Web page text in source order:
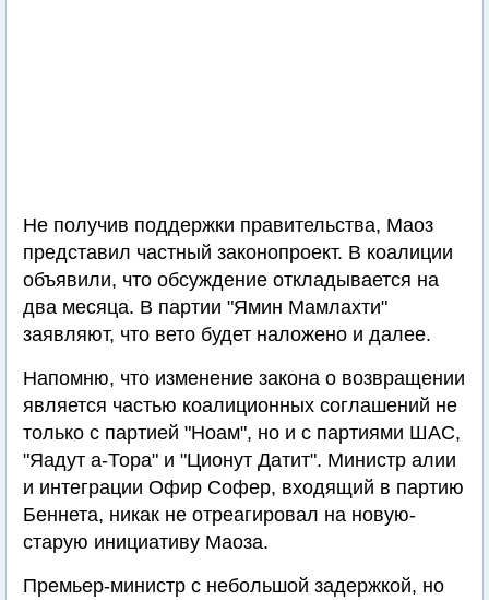
Не получив поддержки правительства, Маоз
представил частный законопроект. В коалиции
объявили, что обсуждение откладывается на
два месяца. В партии "Ямин Мамлахти"
заявляют, что вето будет наложено и далее.
Напомню, что изменение закона о возвращении
является частью коалиционных соглашений не
только с партией "Ноам", но и с партиями ШАС,
"Яадут а-Тора" и "Ционут Датит". Министр алии
и интеграции Офир Софер, входящий в партию
Беннета, никак не отреагировал на новую-
старую инициативу Маоза.
Премьер-министр с небольшой задержкой, но